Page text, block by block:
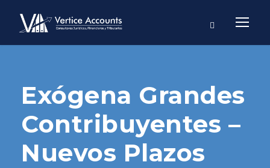
Exógena Grandes
Contribuyentes –
Nuevos Plazos